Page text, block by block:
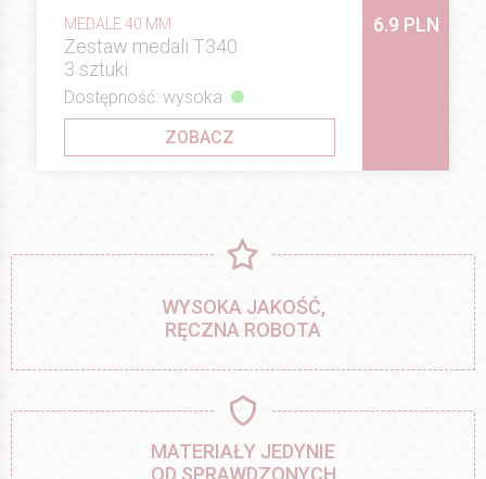
MEDALE 40 MM
Zestaw medali T340
3 sztuki
6.9 PLN
Dostępność: wysoka
ZOBACZ
WYSOKA JAKOŚĆ,
RĘCZNA ROBOTA
MATERIAŁY JEDYNIE
OD SPRAWDZONYCH